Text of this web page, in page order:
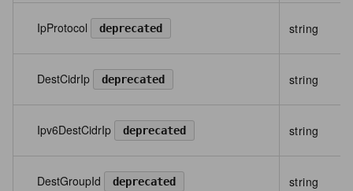
IpProtocol deprecated string
DestCidrIp deprecated string
Ipv6DestCidrIp deprecated string
DestGroupId deprecated string